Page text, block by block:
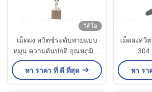
วิดีโอ
เม็ดผง สวิตช์ระดับพายแบบ
หมุน ความดันปกติ อุณหภูมิสูง
Type
หา ราคา ที่ ดี ที่สุด
เม็ดผงสวิ
304
หา รา